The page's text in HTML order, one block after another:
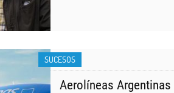
SUCESOS
Aerolíneas